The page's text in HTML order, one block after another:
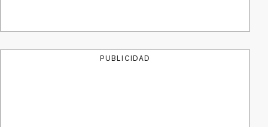
PUBLICIDAD